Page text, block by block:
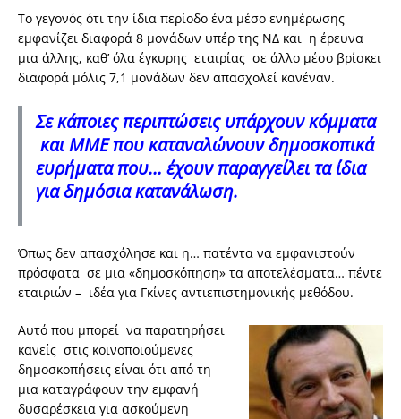
Το γεγονός ότι την ίδια περίοδο ένα μέσο ενημέρωσης
εμφανίζει διαφορά 8 μονάδων υπέρ της ΝΔ και η έρευνα
μια άλλης, καθ’ όλα έγκυρης εταιρίας σε άλλο μέσο βρίσκει
διαφορά μόλις 7,1 μονάδων δεν απασχολεί κανέναν.
Σε κάποιες περιπτώσεις υπάρχουν κόμματα
και ΜΜΕ που καταναλώνουν δημοσκοπικά
ευρήματα που… έχουν παραγγείλει τα ίδια
για δημόσια κατανάλωση.
Όπως δεν απασχόλησε και η… πατέντα να εμφανιστούν
πρόσφατα σε μια «δημοσκόπηση» τα αποτελέσματα… πέντε
εταιριών – ιδέα για Γκίνες αντιεπιστημονικής μεθόδου.
Αυτό που μπορεί να παρατηρήσει
κανείς στις κοινοποιούμενες
δημοσκοπήσεις είναι ότι από τη
μια καταγράφουν την εμφανή
δυσαρέσκεια για ασκούμενη